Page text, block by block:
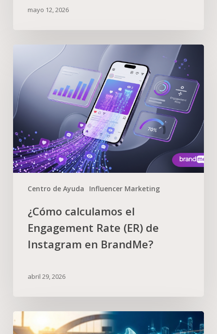
mayo 12, 2026
Centro de Ayuda Influencer Marketing
¿Cómo calculamos el
Engagement Rate (ER) de
Instagram en BrandMe?
abril 29, 2026